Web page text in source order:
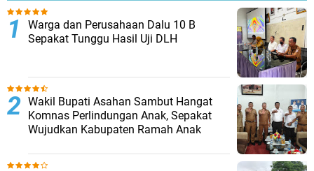
Warga dan Perusahaan Dalu 10 B
Sepakat Tunggu Hasil Uji DLH
Wakil Bupati Asahan Sambut Hangat
Komnas Perlindungan Anak, Sepakat
Wujudkan Kabupaten Ramah Anak